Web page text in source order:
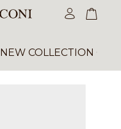
NEW COLLECTION